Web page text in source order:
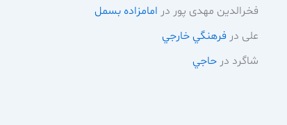
فخرالدین مهدی پور در امامزاده بسمل
علی در فرهنگي خارجي
شاگرد در حاجي